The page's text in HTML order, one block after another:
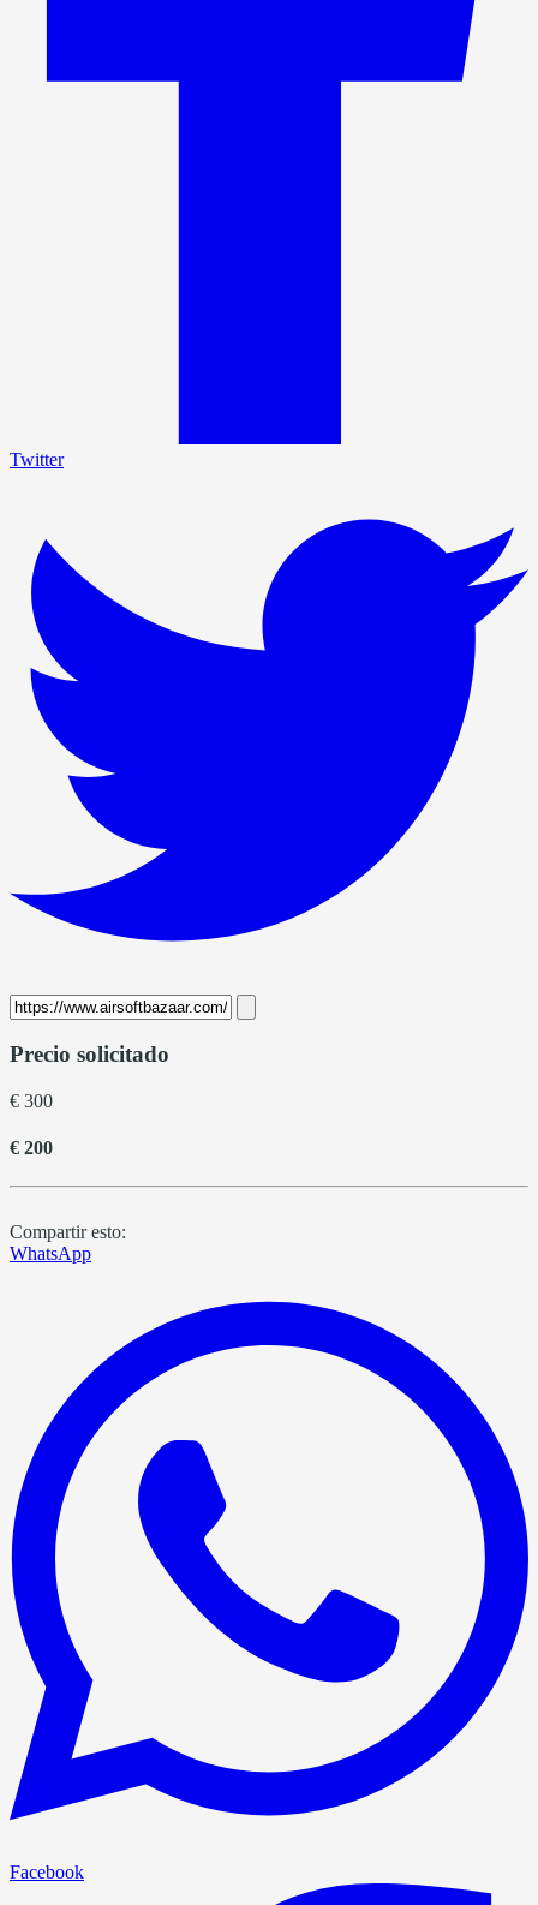
Twitter
Precio solicitado
€ 300
€ 200
Compartir esto:
WhatsApp
Facebook